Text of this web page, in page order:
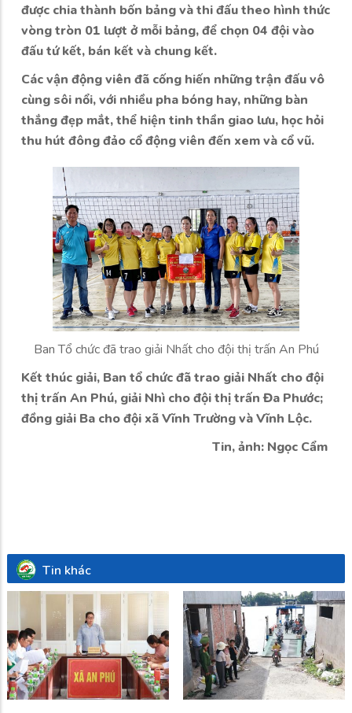
được chia thành bốn bảng và thi đấu theo hình thức
vòng tròn 01 lượt ở mỗi bảng, để chọn 04 đội vào
đấu tứ kết, bán kết và chung kết.
Các vận động viên đã cống hiến những trận đấu vô
cùng sôi nổi, với nhiều pha bóng hay, những bàn
thắng đẹp mắt, thể hiện tinh thần giao lưu, học hỏi
thu hút đông đảo cổ động viên đến xem và cổ vũ.
Ban Tổ chức đã trao giải Nhất cho đội thị trấn An Phú
Kết thúc giải, Ban tổ chức đã trao giải Nhất cho đội
thị trấn An Phú, giải Nhì cho đội thị trấn Đa Phước;
đồng giải Ba cho đội xã Vĩnh Trường và Vĩnh Lộc.
Tin, ảnh: Ngọc Cẩm
Tin khác